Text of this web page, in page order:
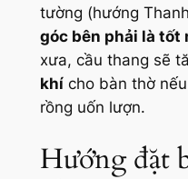
tường (hướng
góc bên phải là tốt
xưa, cầu thang sẽ
khícho bàn thờ
rồng uốn lượn.
Hướng đặt